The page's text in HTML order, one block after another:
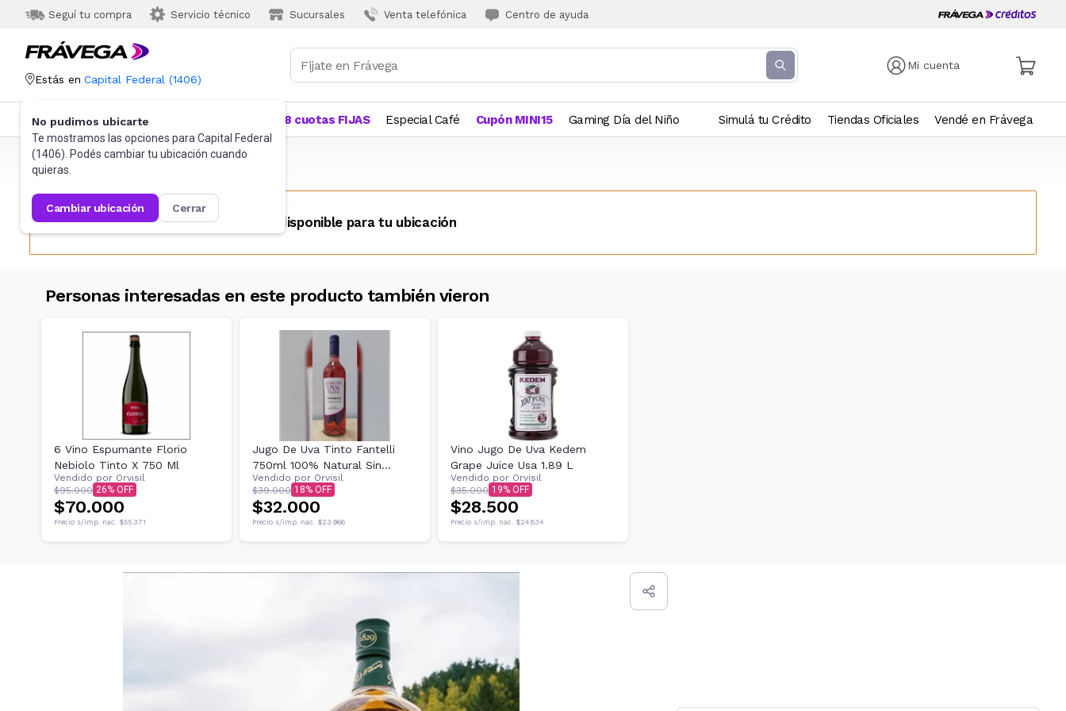
Seguí tu compra Servicio técnico Sucursales Venta telefónica Centro de ayuda
Mi cuenta
Estás en Capital Federal (1406)
No pudimos ubicarte
Te mostramos las opciones para Capital Federal
(1406). Podés cambiar tu ubicación cuando
quieras.
cambiar ubicación cerrar
Categorías Más Vendidos 18 cuotas FIJAS Especial Café Cupón MINI15 Gaming Día del Niño Simulá tu Crédito Tiendas Oficiales Vendé en Frávega
Frávega Alimentos y Bebidas Bebidas
Este producto no se encuentra disponible para tu ubicación
Personas interesadas en este producto también vieron
6 Vino Espumante Florio
Nebiolo Tinto X 750 Ml
Vendido por Orvisil
$95.000 26
$70.000
Precio s/imp. nac. $55.371
Jugo De Uva Tinto Fantelli
750ml 100% Natural Sin
Alcohol
Vendido por Orvisil
$39.000 18
$32.000
Precio s/imp. nac. $23.966
Vino Jugo De Uva Kedem
Grape Juice Usa 1.89 L
Vendido por Orvisil
$35.000 19
$28.500
Precio s/imp. nac. $24.834